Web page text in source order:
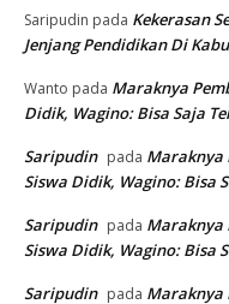
Saripudin pada Kekerasan
Jenjang Pendidikan Di
Wanto pada Maraknya
Didik, Wagino: Bisa Saja
Saripudin pada Maraknya
Siswa Didik, Wagino: Bisa
Saripudin pada Maraknya
Siswa Didik, Wagino: Bisa
Saripudin pada Maraknya